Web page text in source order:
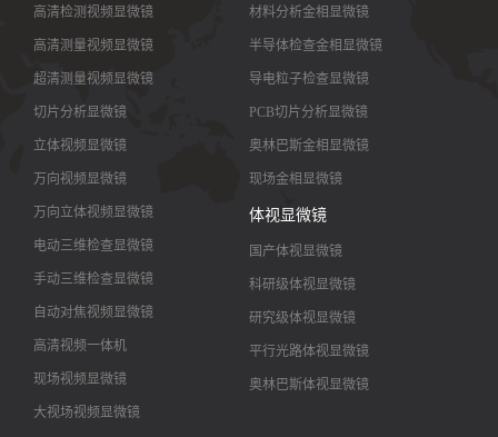
高清检测视频显微镜
高清测量视频显微镜
超清测量视频显微镜
切片分析显微镜
立体视频显微镜
万向视频显微镜
万向立体视频显微镜
电动三维检查显微镜
手动三维检查显微镜
自动对焦视频显微镜
高清视频一体机
现场视频显微镜
大视场视频显微镜
材料分析金相显微镜
半导体检查金相显微镜
导电粒子检查显微镜
PCB切片分析显微镜
奥林巴斯金相显微镜
现场金相显微镜
体视显微镜
国产体视显微镜
科研级体视显微镜
研究级体视显微镜
平行光路体视显微镜
奥林巴斯体视显微镜